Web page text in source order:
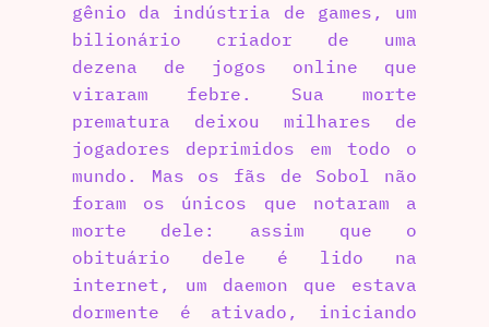
gênio da indústria de games, um
bilionário criador de uma
dezena de jogos online que
viraram febre. Sua morte
prematura deixou milhares de
jogadores deprimidos em todo o
mundo. Mas os fãs de Sobol não
foram os únicos que notaram a
morte dele: assim que o
obituário dele é lido na
internet, um daemon que estava
dormente é ativado, iniciando